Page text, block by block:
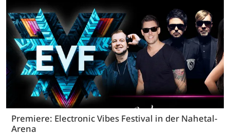
Premiere: Electronic Vibes Festival in der Nahetal-
Arena